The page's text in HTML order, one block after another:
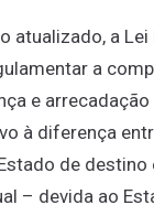
atualizado, a Lei
a
e arrecadação
à diferença
de destino
– devida ao